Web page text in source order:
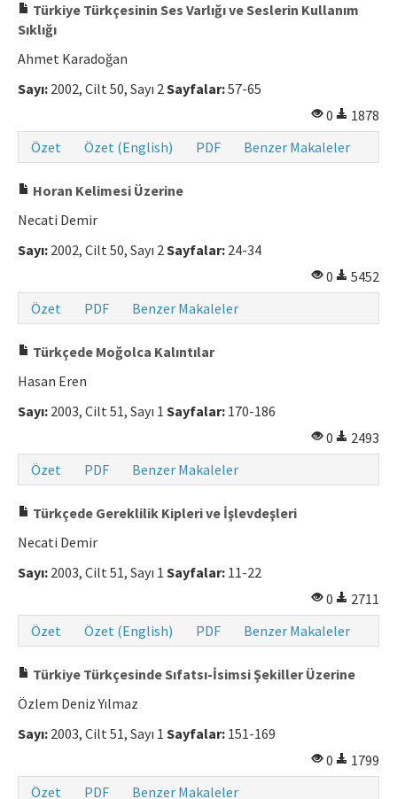
Türkiye Türkçesinin Ses Varlığı ve Seslerin Kullanım
Sıklığı
Ahmet Karadoğan
Sayı: 2002, Cilt 50, Sayı 2Sayfalar:57-65
0
1878
Özet
Özet (English) PDF Benzer Makaleler
Horan Kelimesi Üzerine
Necati Demir
Sayı: 2002, Cilt 50, Sayı 2Sayfalar: 24-34
0
5452
Özet
PDF Benzer Makaleler
Türkçede Moğolca Kalıntılar
Hasan Eren
Sayı: 2003, Cilt 51, Sayı 1 Sayfalar: 170-186
0
2493
Özet
PDF Benzer Makaleler
Türkçede Gereklilik Kipleri ve İşlevdeşleri
Necati Demir
Sayı: 2003, Cilt 51, Sayı 1 Sayfalar: 11-22
0
2711
Özet
Özet (English) PDF Benzer Makaleler
Türkiye Türkçesinde Sıfatsı-İsimsi Şekiller Üzerine
Özlem Deniz Yılmaz
Sayı: 2003, Cilt 51, Sayı 1 Sayfalar: 151-169
0
1799
Özet
PDF Benzer Makaleler